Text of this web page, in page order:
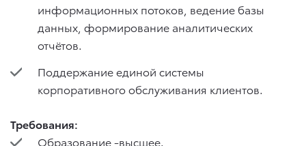
информационных потоков, ведение базы
данных, формирование аналитических
отчётов.
Поддержание единой системы
корпоративного обслуживания клиентов.
Требования:
Образование -высшее.